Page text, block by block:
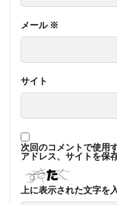
メール ※
サイト
次回のコメントで使用
アドレス、サイトを保
上に表示された文字を